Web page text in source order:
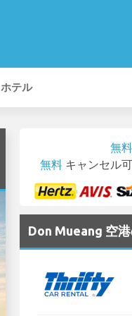
ホテル
無料
無料キャンセル可
Don Mueang 空